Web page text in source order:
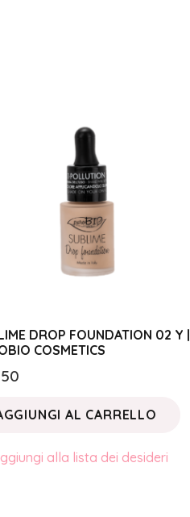
DROP FOUNDATION 02 Y |
COSMETICS
AL CARRELLO
alla lista dei desideri